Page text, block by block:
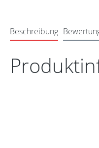
Beschreibung